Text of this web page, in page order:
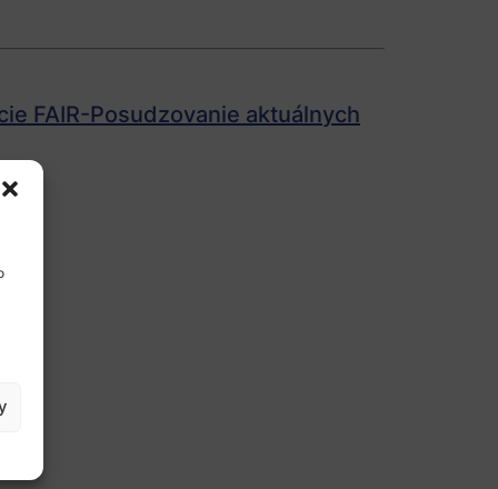
FAIR-Posudzovanie aktuálnych